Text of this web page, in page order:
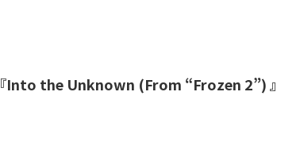
『Into the Unknown (From “Frozen 2”) 』